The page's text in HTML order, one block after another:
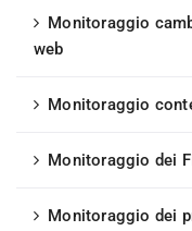
Monitoraggio
web
Monitoraggio
Monitoraggio dei
Monitoraggio dei